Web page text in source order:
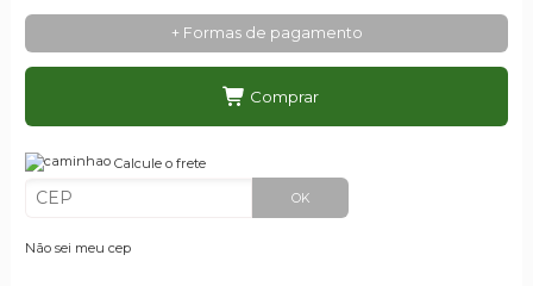
+ Formas de pagamento
Comprar
Calcule o frete
OK
Não sei meu cep